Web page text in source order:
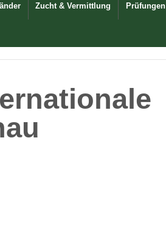
Zucht & Vermittlung Prüfungen